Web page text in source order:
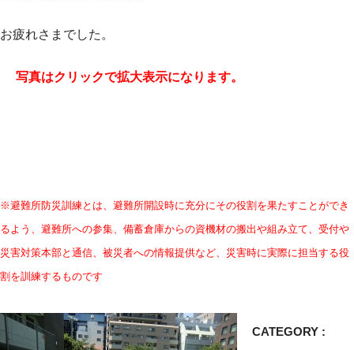
お疲れさまでした。
写真はクリックで拡大表示になります。
※避難所防災訓練とは、避難所開設時に充分にその役割を果たすことができ
るよう、避難所への参集、備蓄倉庫からの資機材の搬出や組み立て、受付や
災害対策本部と通信、被災者への情報提供など、災害時に実際に担当する役
割を訓練するものです
CATEGORY :